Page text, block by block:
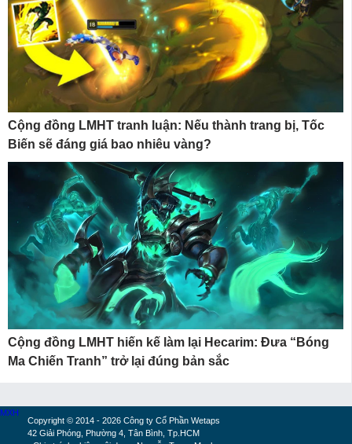
Cộng đồng LMHT tranh luận: Nếu thành trang bị, Tốc
Biến sẽ đáng giá bao nhiêu vàng?
Cộng đồng LMHT hiến kế làm lại Hecarim: Đưa “Bóng
Ma Chiến Tranh” trở lại đúng bản sắc
Copyright © 2014 - 2026 Công ty Cổ Phần Wetaps
42 Giải Phóng, Phường 4, Tân Bình, Tp.HCM
MXH